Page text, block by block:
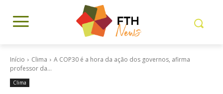
Início Clima
A COP30 é a hora da ação dos governos, afirma
professor da...
Clima